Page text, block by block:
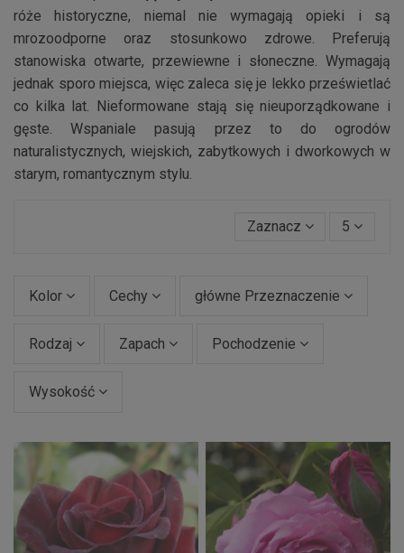
róże historyczne, niemal nie wymagają opieki i są
mrozoodporne oraz stosunkowo zdrowe. Preferują
stanowiska otwarte, przewiewne i słoneczne. Wymagają
jednak sporo miejsca, więc zaleca się je lekko prześwietlać
co kilka lat. Nieformowane stają się nieuporządkowane i
gęste. Wspaniale pasują przez to do ogrodów
naturalistycznych, wiejskich, zabytkowych i dworkowych w
starym, romantycznym stylu.
Zaznacz 5
Kolor Cechy główne Przeznaczenie
Rodzaj Zapach Pochodzenie
Wysokość